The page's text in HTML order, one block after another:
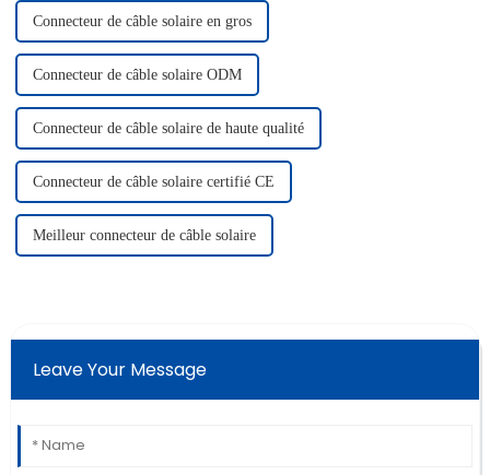
Connecteur de câble solaire en gros
Connecteur de câble solaire ODM
Connecteur de câble solaire de haute qualité
Connecteur de câble solaire certifié CE
Meilleur connecteur de câble solaire
Leave Your Message